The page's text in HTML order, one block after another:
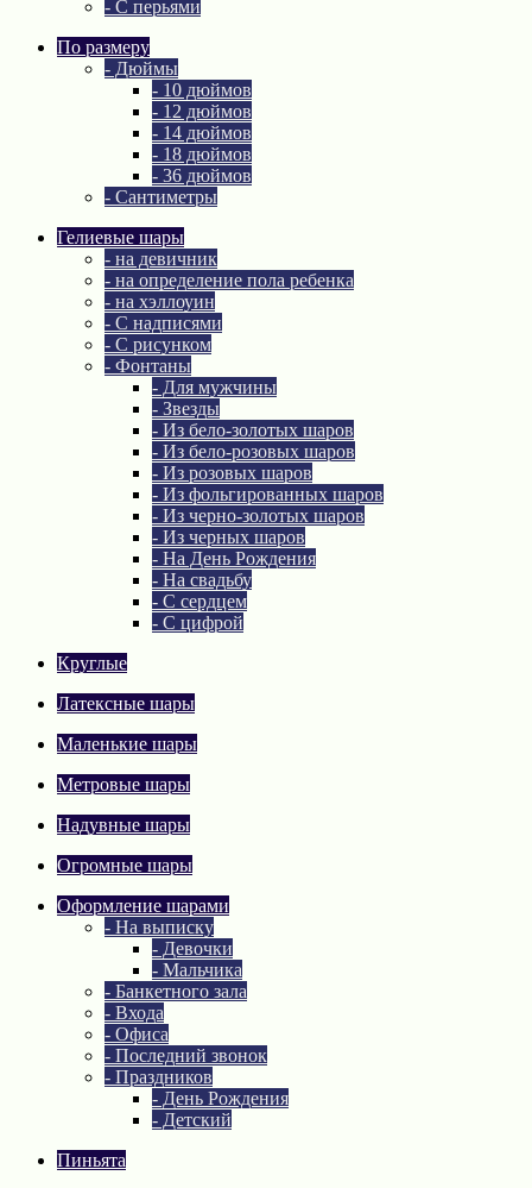
- С перьями
По размеру
- Дюймы
- 10 дюймов
- 12 дюймов
- 14 дюймов
- 18 дюймов
- 36 дюймов
- Сантиметры
Гелиевые шары
- на девичник
- на определение пола ребенка
- на хэллоуин
- С надписями
- С рисунком
- Фонтаны
- Для мужчины
- Звезды
- Из бело-золотых шаров
- Из бело-розовых шаров
- Из розовых шаров
- Из фольгированных шаров
- Из черно-золотых шаров
- Из черных шаров
- На День Рождения
- На свадьбу
- С сердцем
- С цифрой
Круглые
Латексные шары
Маленькие шары
Метровые шары
Надувные шары
Огромные шары
Оформление шарами
- На выписку
- Девочки
- Мальчика
- Банкетного зала
- Входа
- Офиса
- Последний звонок
- Праздников
- День Рождения
- Детский
Пиньята